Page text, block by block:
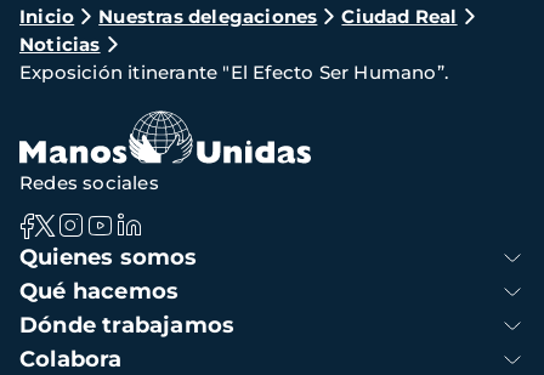
Ruta
de
navegación
Inicio Nuestras delegaciones
Ciudad Real
Noticias
Exposición itinerante "El Efecto Ser Humano”.
Navegación
principal
Quienes somos
Qué hacemos
Dónde trabajamos
Colabora
Redes sociales